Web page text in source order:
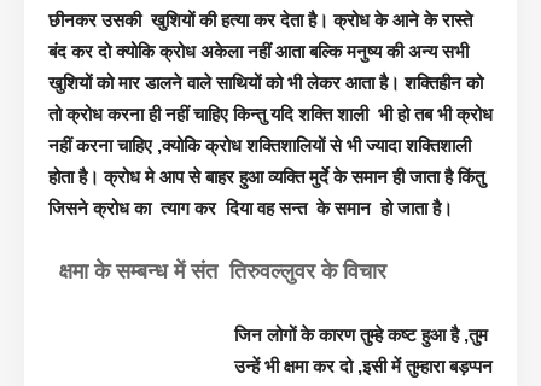
छीनकर उसकी खुशियों की हत्या कर देता है। क्रोध के आने के रास्ते
बंद कर दो क्योकि क्रोध अकेला नहीं आता बल्कि मनुष्य की अन्य सभी
खुशियों को मार डालने वाले साथियों को भी लेकर आता है। शक्तिहीन को
तो क्रोध करना ही नहीं चाहिए किन्तु यदि शक्ति शाली भी हो तब भी क्रोध
नहीं करना चाहिए ,क्योकि क्रोध शक्तिशालियों से भी ज्यादा शक्तिशाली
होता है। क्रोध मे आप से बाहर हुआ व्यक्ति मुर्दे के समान ही जाता है किंतु
जिसने क्रोध का त्याग कर दिया वह सन्त के समान हो जाता है।
क्षमा के सम्बन्ध में संत तिरुवल्लुवर के विचार
जिन लोगों के कारण तुम्हे कष्ट हुआ है ,तुम
उन्हें भी क्षमा कर दो ,इसी में तुम्हारा बड़प्पन